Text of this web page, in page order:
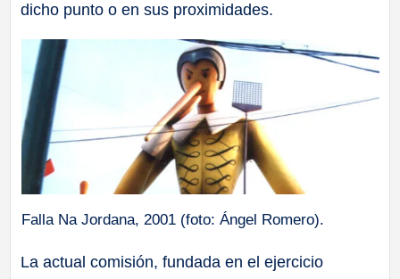
dicho punto o en sus proximidades.
Falla Na Jordana, 2001 (foto: Ángel Romero).
La actual comisión, fundada en el ejercicio